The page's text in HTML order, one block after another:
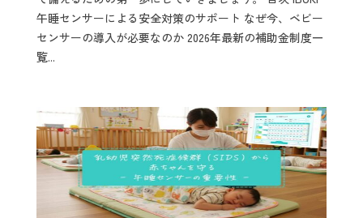
午睡センサーによる安全対策のサポート なぜ今、ベビー
センサーの導入が必要なのか 2026年最新の補助金制度一
覧...